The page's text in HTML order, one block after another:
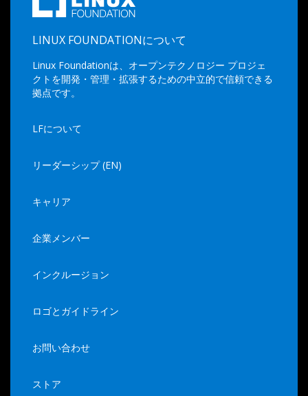
LINUX FOUNDATIONについて
Linux Foundationは、オープンテクノロジー プロジェ
クトを開発・管理・拡張するための中立的で信頼できる
拠点です。
LFについて
リーダーシップ (EN)
キャリア
企業メンバー
インクルージョン
ロゴとガイドライン
お問い合わせ
ストア